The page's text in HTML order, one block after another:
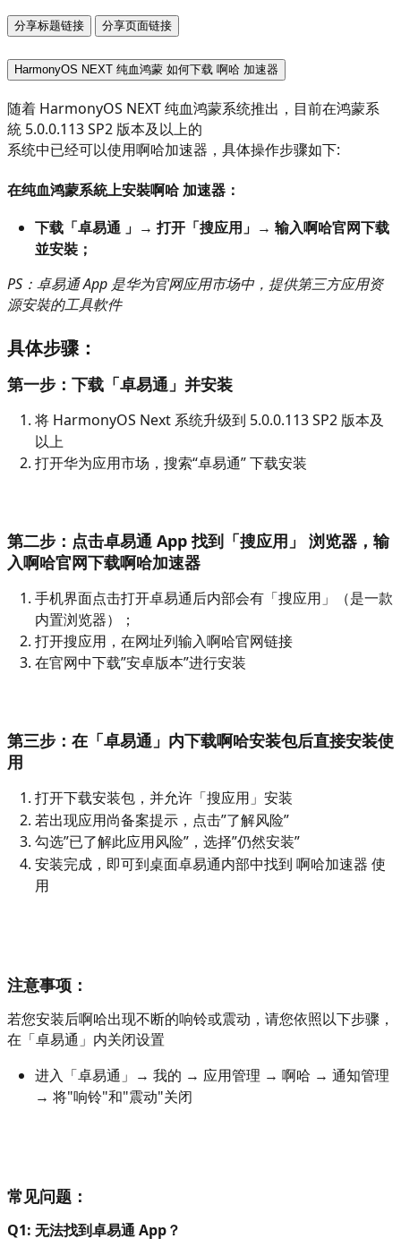
分享标题链接 分享页面链接
HarmonyOS NEXT 纯血鸿蒙 如何下载 啊哈 加速器
随着 HarmonyOS NEXT 纯血鸿蒙系统推出，目前在鸿蒙系
統 5.0.0.113 SP2 版本及以上的
系统中已经可以使用啊哈加速器，具体操作步骤如下:
在纯血鸿蒙系統上安裝啊哈 加速器：
下载「卓易通 」 → 打开「搜应用」 → 输入啊哈官网下载
並安裝；
PS：卓易通 App 是华为官网应用市场中，提供第三方应用资
源安裝的工具軟件
具体步骤：
第一步：下载「卓易通」并安装
将 HarmonyOS Next 系统升级到 5.0.0.113 SP2 版本及
以上
打开华为应用市场，搜索“卓易通” 下载安装
第二步：点击卓易通 App 找到「搜应用」 浏览器，输
入啊哈官网下载啊哈加速器
手机界面点击打开卓易通后内部会有「搜应用」（是一款
内置浏览器）；
打开搜应用，在网址列输入啊哈官网链接
在官网中下载”安卓版本”进行安装
第三步：在「卓易通」内下载啊哈安装包后直接安装使
用
打开下载安装包，并允许「搜应用」安装
若出现应用尚备案提示，点击”了解风险”
勾选”已了解此应用风险”，选择”仍然安装”
安装完成，即可到桌面卓易通内部中找到 啊哈加速器 使
用
注意事项：
若您安装后啊哈出现不断的响铃或震动，请您依照以下步骤，
在「卓易通」内关闭设置
进入「卓易通」→ 我的 → 应用管理 → 啊哈 → 通知管理
→ 将"响铃"和"震动"关闭
常见问题：
Q1: 无法找到卓易通 App？